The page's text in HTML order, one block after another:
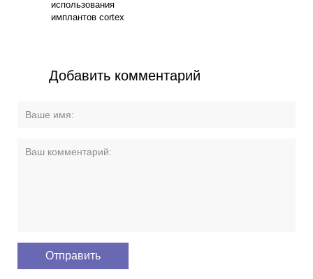
использования
имплантов cortex
Добавить комментарий